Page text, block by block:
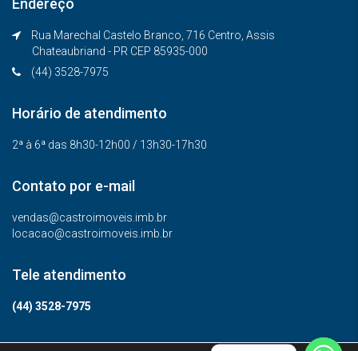
Endereço
Rua Marechal Castelo Branco, 716 Centro, Assis
Chateaubriand - PR CEP 85935-000
(44) 3528-7975
Horário de atendimento
2ª à 6ª das 8h30-12h00 / 13h30-17h30
Contato por e-mail
vendas@castroimoveis.imb.br
locacao@castroimoveis.imb.br
Tele atendimento
(44) 3528-7975